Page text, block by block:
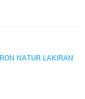
NATUR LAKIRAN